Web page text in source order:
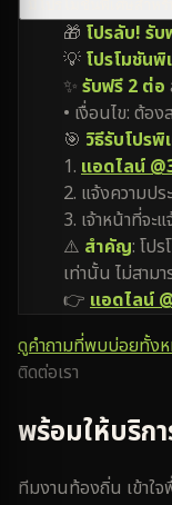
🎁 โปรลับ! รั
💡 โปรโมชัน
✨ รับฟรี 2 ต่อ
• เงื่อนไข: ต้อ
🎯 วิธีรับโปรพิ
1. แอดไลน์
2. แจ้งความป
3. เจ้าหน้าที่จะ
⚠️ สำคัญ: โป
เท่านั้น ไม่สาม
👉 แอดไลน์
ดูคำถามที่พบบ่อยทั้ง
ติดต่อเรา
พร้อมให้บริก
ทีมงานท้องถิ่น เข้าใ